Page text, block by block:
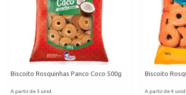
Biscoito Rosquinhas Panco Coco 500g
A partir de 3 unid.
Biscoito
A partir de 4 unid.